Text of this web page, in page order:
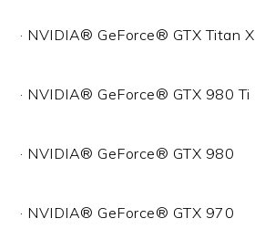
· NVIDIA® GeForce® GTX Titan X
· NVIDIA® GeForce® GTX 980 Ti
· NVIDIA® GeForce® GTX 980
· NVIDIA® GeForce® GTX 970